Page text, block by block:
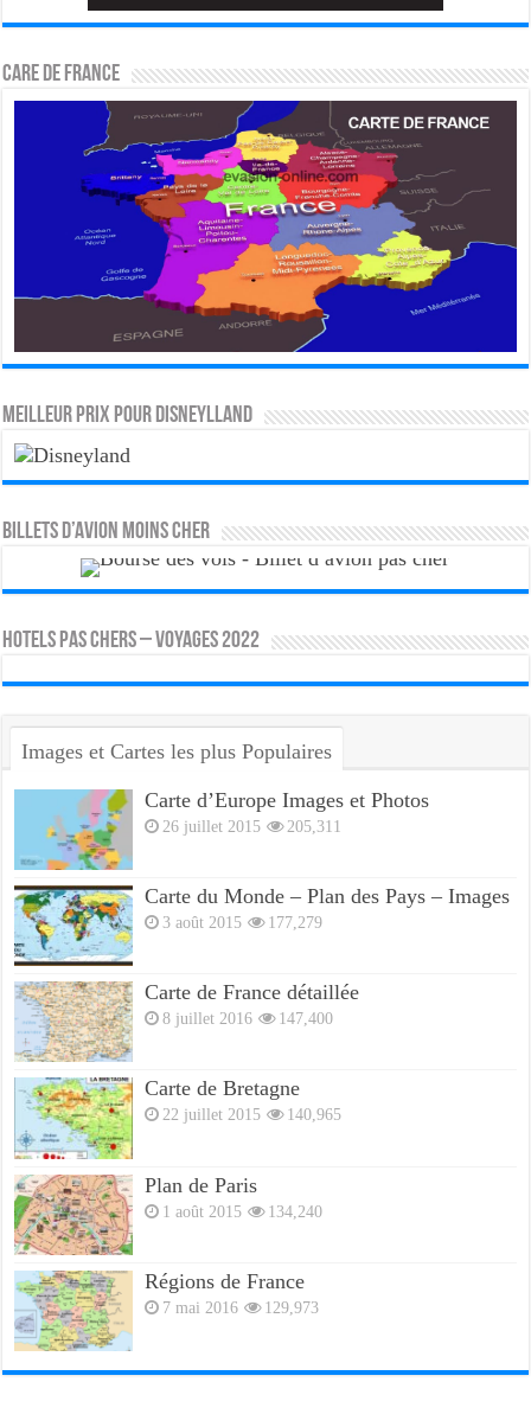
CARE DE FRANCE
MEILLEUR PRIX POUR DISNEYLLAND
Billets d’avion moins cher
HOTELS PAS CHERS – VOYAGES 2022
Images et Cartes les plus Populaires
Carte d’Europe Images et Photos
26 juillet 2015 205,311
Carte du Monde – Plan des Pays – Images
3 août 2015 177,279
Carte de France détaillée
8 juillet 2016 147,400
Carte de Bretagne
22 juillet 2015 140,965
Plan de Paris
1 août 2015 134,240
Régions de France
7 mai 2016 129,973